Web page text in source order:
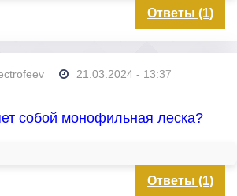
Ответы (1)
21.03.2024 - 13:37
собой монофильная леска?
Ответы (1)